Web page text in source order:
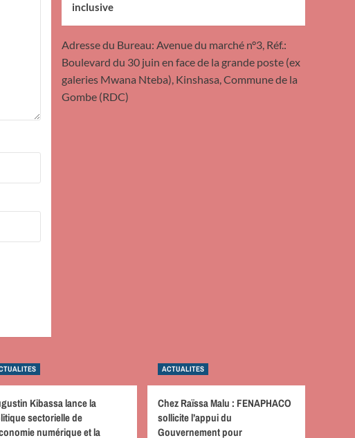
inclusive
Adresse du Bureau: Avenue du marché n°3, Réf.:
Boulevard du 30 juin en face de la grande poste (ex
galeries Mwana Nteba), Kinshasa, Commune de la
Gombe (RDC)
Kibassa lance la
sectorielle de
numérique et la
ACTUALITES
Chez Raïssa Malu : FENAPHACO
sollicite l’appui du
Gouvernement pour